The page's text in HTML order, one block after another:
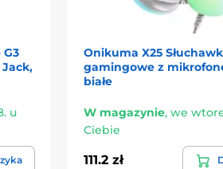
u
Onikuma X25
gamingowe z
białe
W magazynie, we
Ciebie
111.2 zł